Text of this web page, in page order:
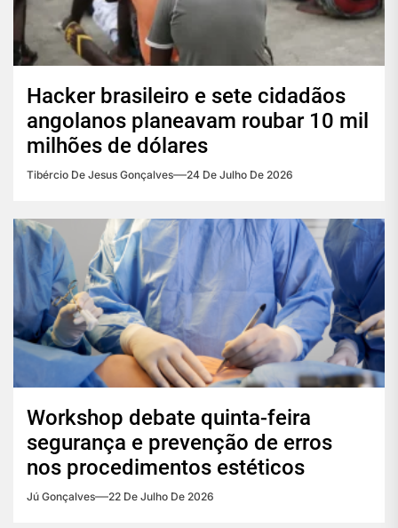
Hacker brasileiro e sete cidadãos
angolanos planeavam roubar 10 mil
milhões de dólares
Tibércio De Jesus Gonçalves 24 De Julho De 2026
Workshop debate quinta-feira
segurança e prevenção de erros
nos procedimentos estéticos
Jú Gonçalves 22 De Julho De 2026